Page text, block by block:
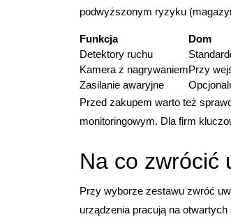
podwyższonym ryzyku
Funkcja Dom
Detektory ruchu
Kamera z nagrywaniemPrzy
Zasilanie awaryjne
Przed zakupem warto też
monitoringowym. Dla firm
Na co zwrócić
Przy wyborze zestawu zwróć
urządzenia pracują na